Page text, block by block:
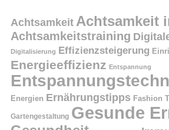
Achtsamkeit Achtsamkeit
Achtsamkeitstraining
Digitalisierung Effizienzsteigerung
Energieeffizienz Entspannung
Energien Ernährungstipps Fashion
Gartengestaltung Gesunde